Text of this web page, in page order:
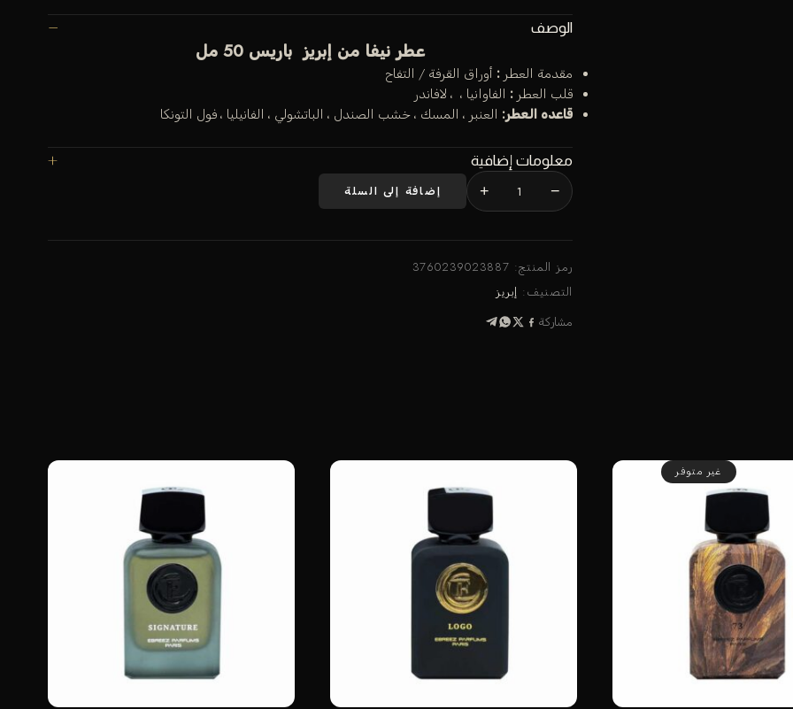
الوصف
عطر نيفا من إبريز باريس 50 مل
مقدمة العطر : أوراق القرفة / التفاح
قلب العطر : الفاوانيا ، ، لافاندر
قاعده العطر: العنبر ، المسك ، خشب الصندل ، الباتشولي ، الفانيليا ، فول التونكا
معلومات إضافية
−
+ إضافة إلى السلة
رمز المنتج: 3760239023887
التصنيف: إبريز
مشاركة
غير متوفر